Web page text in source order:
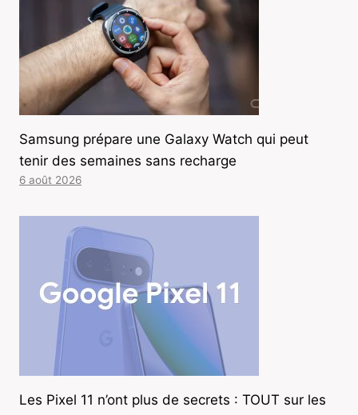
Samsung prépare une Galaxy Watch qui peut
tenir des semaines sans recharge
6 août 2026
Les Pixel 11 n’ont plus de secrets : TOUT sur les